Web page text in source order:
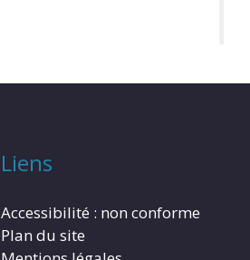
Liens
Accessibilité : non conforme
Plan du site